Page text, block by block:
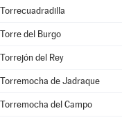
Torrecuadradilla
Torre del Burgo
Torrejón del Rey
Torremocha de Jadraque
Torremocha del Campo